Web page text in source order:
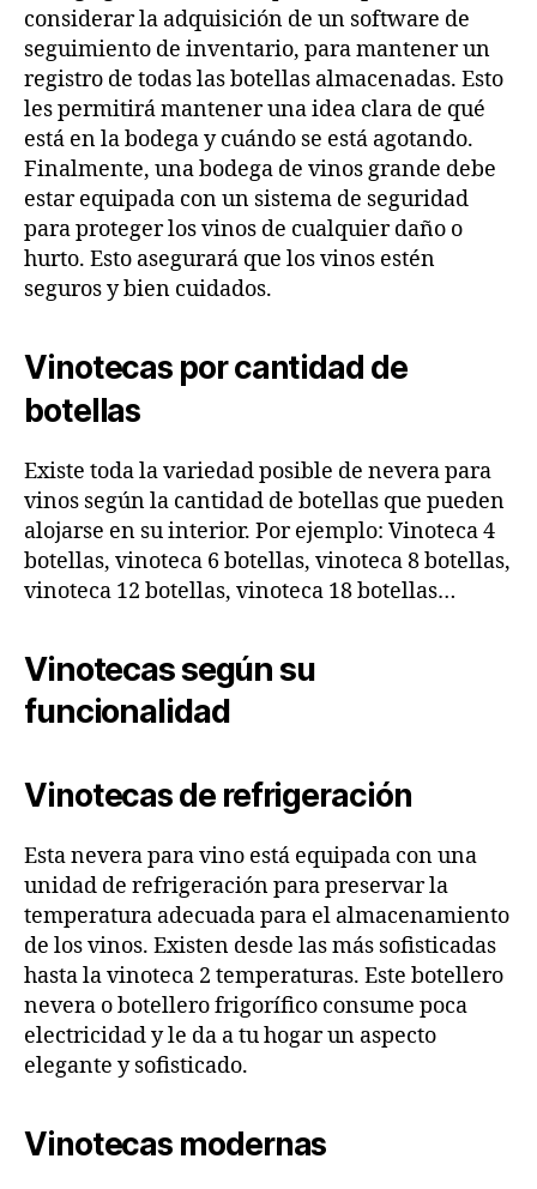
considerar la adquisición de un software de
seguimiento de inventario, para mantener un
registro de todas las botellas almacenadas. Esto
les permitirá mantener una idea clara de qué
está en la bodega y cuándo se está agotando.
Finalmente, una bodega de vinos grande debe
estar equipada con un sistema de seguridad
para proteger los vinos de cualquier daño o
hurto. Esto asegurará que los vinos estén
seguros y bien cuidados.
Vinotecas por cantidad de
botellas
Existe toda la variedad posible de nevera para
vinos según la cantidad de botellas que pueden
alojarse en su interior. Por ejemplo: Vinoteca 4
botellas, vinoteca 6 botellas, vinoteca 8 botellas,
vinoteca 12 botellas, vinoteca 18 botellas…
Vinotecas según su
funcionalidad
Vinotecas de refrigeración
Esta nevera para vino está equipada con una
unidad de refrigeración para preservar la
temperatura adecuada para el almacenamiento
de los vinos. Existen desde las más sofisticadas
hasta la vinoteca 2 temperaturas. Este botellero
nevera o botellero frigorífico consume poca
electricidad y le da a tu hogar un aspecto
elegante y sofisticado.
Vinotecas modernas